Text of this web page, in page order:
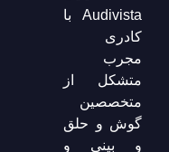
Audivista با
کادری
مجرب
متشکل از
متخصصین
گوش و حلق
و بینی و